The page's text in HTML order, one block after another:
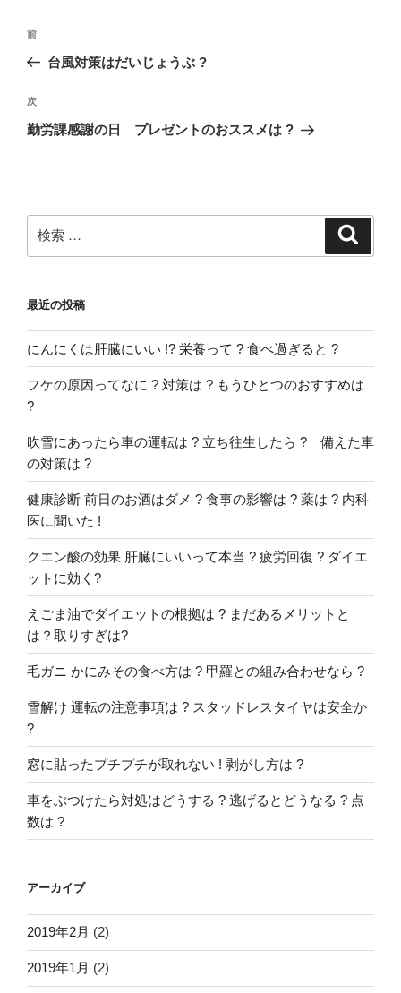
投
ビ
ゲ
ン
過
去
投
稿
前
台風対策はだいじょうぶ ?
次
の
次
勤労課感謝の日 プレゼントのおススメは ?
検
索:
最近の投稿
にんにくは肝臓にいい !? 栄養って ? 食べ過ぎると ?
フケの原因ってなに ? 対策は ? もうひとつのおすすめは
?
吹雪にあったら車の運転は ? 立ち往生したら ? 備えた車
の対策は ?
健康診断 前日のお酒はダメ ? 食事の影響は ? 薬は ? 内科
医に聞いた !
クエン酸の効果 肝臓にいいって本当 ? 疲労回復 ? ダイエ
ットに効く?
えごま油でダイエットの根拠は ? まだあるメリットと
は？取りすぎは?
毛ガニ かにみその食べ方は ? 甲羅との組み合わせなら ?
雪解け 運転の注意事項は ? スタッドレスタイヤは安全か
?
窓に貼ったプチプチが取れない ! 剥がし方は ?
車をぶつけたら対処はどうする ? 逃げるとどうなる ? 点
数は ?
アーカイブ
2019年2月 (2)
2019年1月 (2)